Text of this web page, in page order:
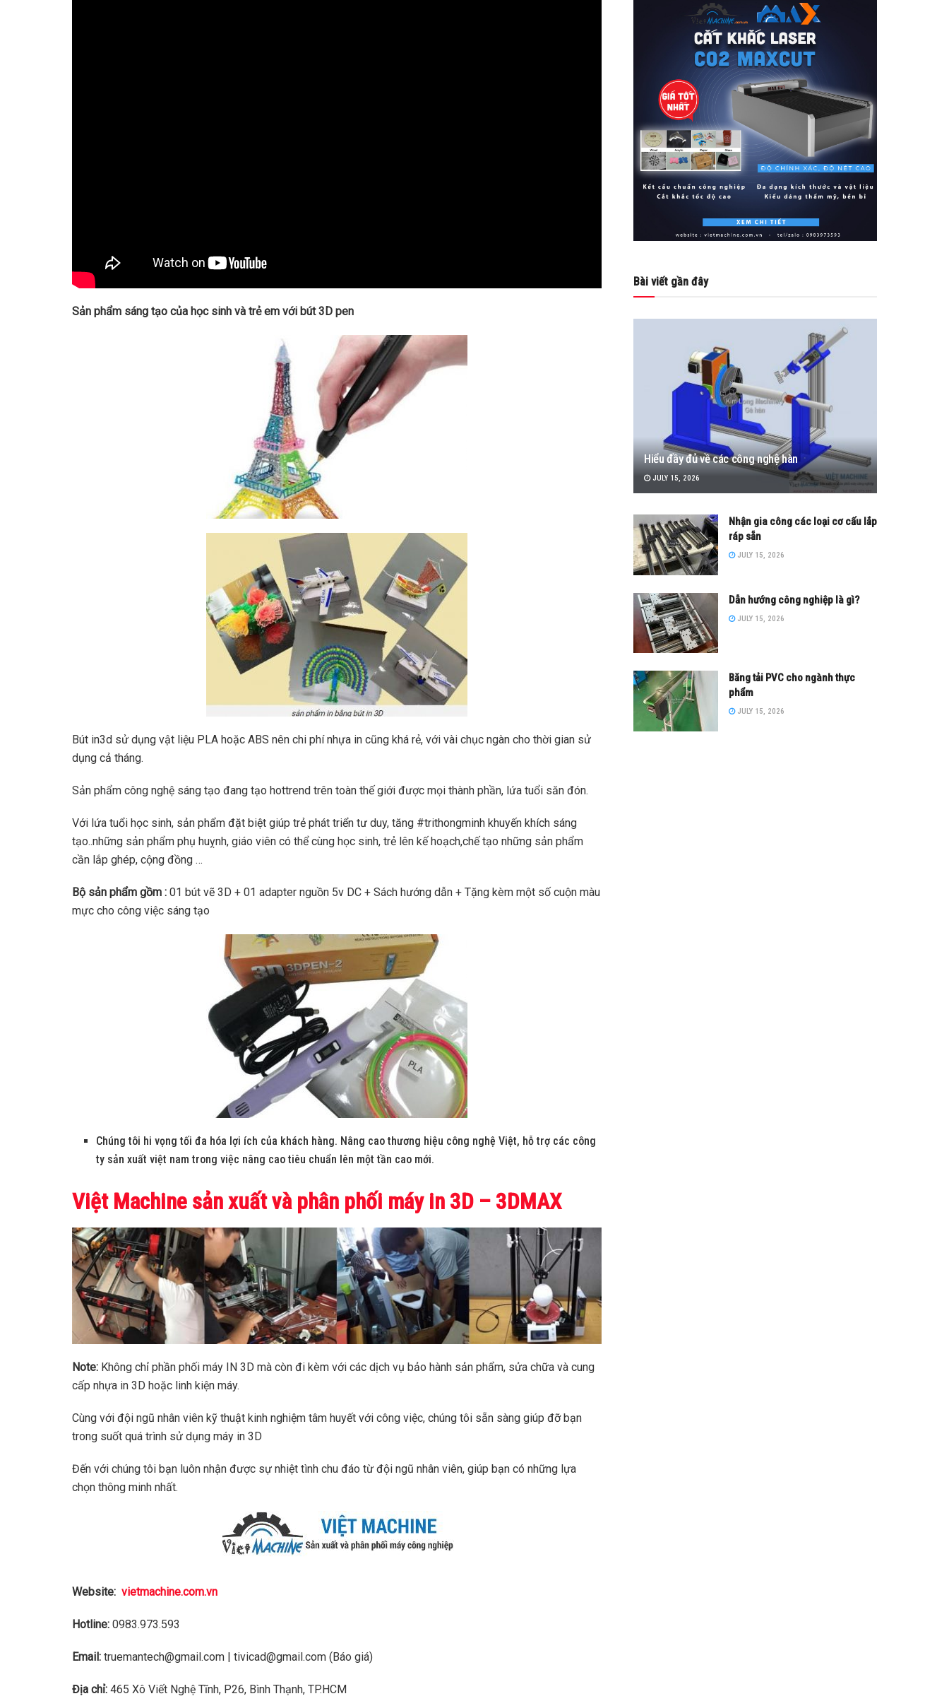
Sản phẩm sáng tạo của học sinh và trẻ em với bút 3D pen
Bút in3d sử dụng vật liệu PLA hoặc ABS nên chi phí nhựa in cũng khá rẻ, với vài chục ngàn cho thời gian sử
dụng cả tháng.
Sản phẩm công nghệ sáng tạo đang tạo hottrend trên toàn thế giới được mọi thành phần, lứa tuổi săn đón.
Với lứa tuổi học sinh, sản phẩm đặt biệt giúp trẻ phát triển tư duy, tăng #trithongminh khuyến khích sáng
tạo..những sản phẩm phụ huỵnh, giáo viên có thể cùng học sinh, trẻ lên kế hoạch,chế tạo những sản phẩm
cần lắp ghép, cộng đồng …
Bộ sản phẩm gồm : 01 bút vẽ 3D + 01 adapter nguồn 5v DC + Sách hướng dẫn + Tặng kèm một số cuộn màu
mực cho công việc sáng tạo
Chúng tôi hi vọng tối đa hóa lợi ích của khách hàng. Nâng cao thương hiệu công nghệ Việt, hỗ trợ các công
ty sản xuất việt nam trong việc nâng cao tiêu chuẩn lên một tần cao mới.
Việt Machine sản xuất và phân phối máy in 3D – 3DMAX
Note: Không chỉ phần phối máy IN 3D mà còn đi kèm với các dịch vụ bảo hành sản phẩm, sửa chữa và cung
cấp nhựa in 3D hoặc linh kiện máy.
Cùng với đội ngũ nhân viên kỹ thuật kinh nghiệm tâm huyết với công việc, chúng tôi sẵn sàng giúp đỡ bạn
trong suốt quá trình sử dụng máy in 3D
Đến với chúng tôi bạn luôn nhận được sự nhiệt tình chu đáo từ đội ngũ nhân viên, giúp bạn có những lựa
chọn thông minh nhất.
Website: vietmachine.com.vn
Hotline: 0983.973.593
Email: truemantech@gmail.com | tivicad@gmail.com (Báo giá)
Địa chỉ: 465 Xô Viết Nghệ Tĩnh, P26, Bình Thạnh, TP.HCM
Bài viết gần đây
Hiểu đầy đủ về các công nghệ hàn
JULY 15, 2026
Nhận gia công các loại cơ cấu lắp
ráp sẵn
JULY 15, 2026
Dẫn hướng công nghiệp là gì?
JULY 15, 2026
Băng tải PVC cho ngành thực
phẩm
JULY 15, 2026